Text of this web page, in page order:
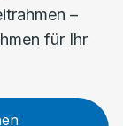
–
für Ihr